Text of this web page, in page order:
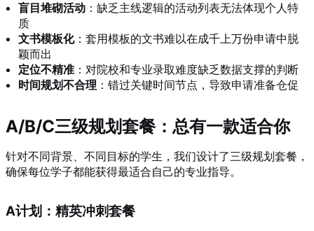
盲目堆砌活动 ：缺乏主线逻辑的活动列表无法体现个人特
质
文书模板化：套用模板的文书难以在成千上万份申请中脱
颖而出
定位不精准 ：对院校和专业录取难度缺乏数据支撑的判断
时间规划不合理 ：错过关键时间节点，导致申请准备仓促
A/B/C三级规划套餐：总有一款适合你
针对不同背景、不同目标的学生，我们设计了三级规划套餐，
确保每位学子都能获得最适合自己的专业指导。
A计划：精英冲刺套餐